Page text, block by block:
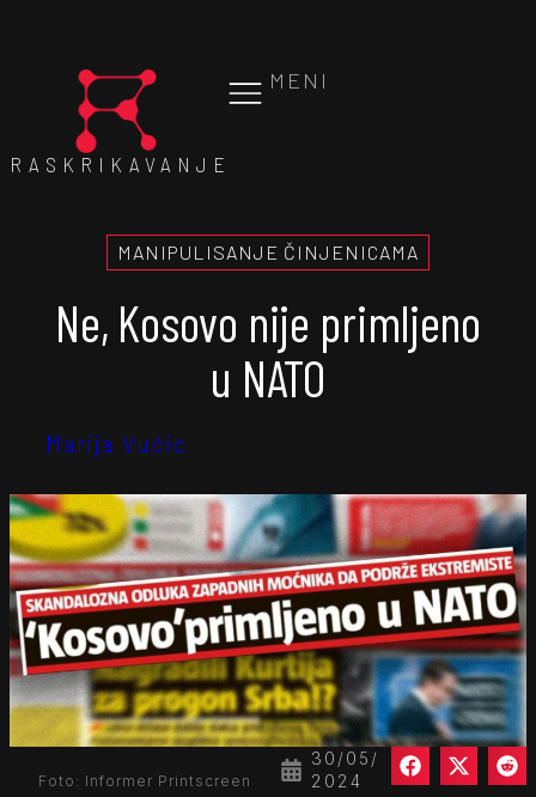
MENI
RASKRIKAVANJE
MANIPULISANJE ČINJENICAMA
Ne, Kosovo nije primljeno
u NATO
Marija Vučić
30/05/
2024
Foto: Informer Printscreen